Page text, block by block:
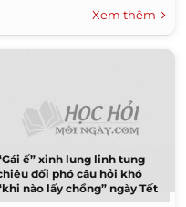
Xem thêm
ế” xinh lung linh tung
đối phó câu hỏi khó
nào lấy chồng” ngày Tết